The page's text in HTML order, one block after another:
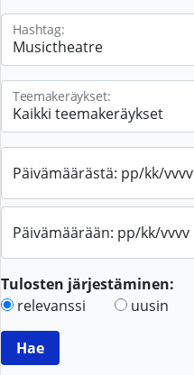
Hashtag:
Teemakeräykset:
Päivämäärästä: pp/kk/vvvv
Päivämäärään: pp/kk/vvvv
Tulosten järjestäminen:
relevanssi
uusin